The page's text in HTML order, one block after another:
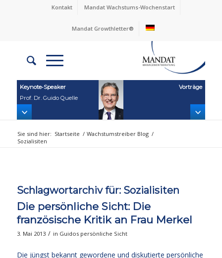
Kontakt Mandat Wachstums-Wochenstart
Mandat Growthletter®
Keynote‑Speaker
Prof. Dr. Guido Quelle
Vorträge
Sie sind hier: Startseite / Wachstumstreiber Blog /
Sozialisiten
Schlagwortarchiv für: Sozialisiten
Die persönliche Sicht: Die
französische Kritik an Frau Merkel
3. Mai 2013 / in Guidos persönliche Sicht
Die jüngst bekannt gewordene und diskutierte persönliche